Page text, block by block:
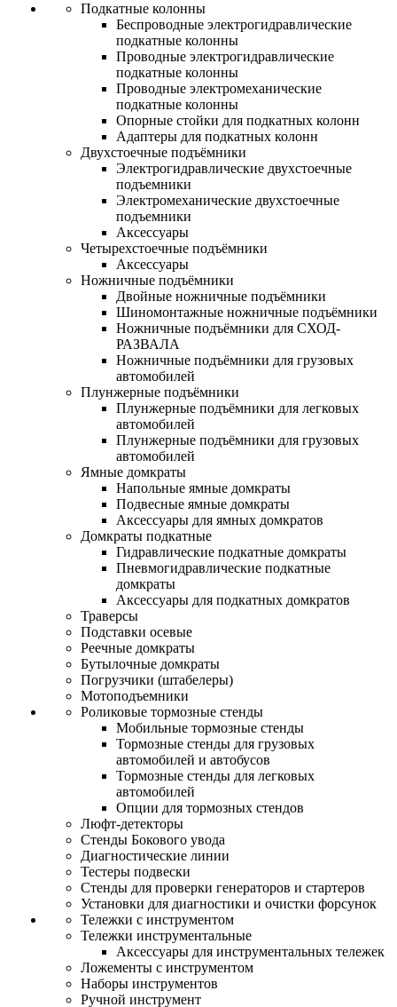
Подкатные колонны
Беспроводные электрогидравлические
подкатные колонны
Проводные электрогидравлические
подкатные колонны
Проводные электромеханические
подкатные колонны
Опорные стойки для подкатных колонн
Адаптеры для подкатных колонн
Двухстоечные подъёмники
Электрогидравлические двухстоечные
подъемники
Электромеханические двухстоечные
подъемники
Аксессуары
Четырехстоечные подъёмники
Аксессуары
Ножничные подъёмники
Двойные ножничные подъёмники
Шиномонтажные ножничные подъёмники
Ножничные подъёмники для СХОД-
РАЗВАЛА
Ножничные подъёмники для грузовых
автомобилей
Плунжерные подъёмники
Плунжерные подъёмники для легковых
автомобилей
Плунжерные подъёмники для грузовых
автомобилей
Ямные домкраты
Напольные ямные домкраты
Подвесные ямные домкраты
Аксессуары для ямных домкратов
Домкраты подкатные
Гидравлические подкатные домкраты
Пневмогидравлические подкатные
домкраты
Аксессуары для подкатных домкратов
Траверсы
Подставки осевые
Реечные домкраты
Бутылочные домкраты
Погрузчики (штабелеры)
Мотоподъемники
Роликовые тормозные стенды
Мобильные тормозные стенды
Тормозные стенды для грузовых
автомобилей и автобусов
Тормозные стенды для легковых
автомобилей
Опции для тормозных стендов
Люфт-детекторы
Стенды Бокового увода
Диагностические линии
Тестеры подвески
Стенды для проверки генераторов и стартеров
Установки для диагностики и очистки форсунок
Тележки с инструментом
Тележки инструментальные
Аксессуары для инструментальных тележек
Ложементы с инструментом
Наборы инструментов
Ручной инструмент